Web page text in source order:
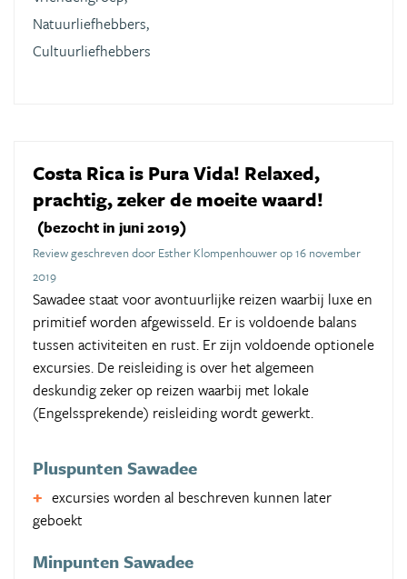
Natuurliefhebbers,
Cultuurliefhebbers
Costa Rica is Pura Vida! Relaxed,
prachtig, zeker de moeite waard!
(bezocht in juni 2019)
Review geschreven door Esther Klompenhouwer op 16 november
2019
Sawadee staat voor avontuurlijke reizen waarbij luxe en
primitief worden afgewisseld. Er is voldoende balans
tussen activiteiten en rust. Er zijn voldoende optionele
excursies. De reisleiding is over het algemeen
deskundig zeker op reizen waarbij met lokale
(Engelssprekende) reisleiding wordt gewerkt.
Pluspunten Sawadee
excursies worden al beschreven kunnen later
geboekt
Minpunten Sawadee